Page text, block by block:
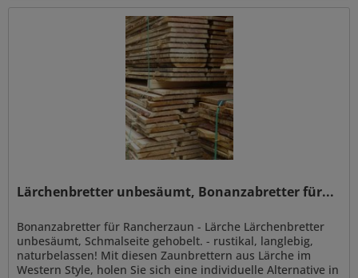
Lärchenbretter unbesäumt, Bonanzabretter für...
Bonanzabretter für Rancherzaun - Lärche Lärchenbretter
unbesäumt, Schmalseite gehobelt. - rustikal, langlebig,
naturbelassen! Mit diesen Zaunbrettern aus Lärche im
Western Style, holen Sie sich eine individuelle Alternative in